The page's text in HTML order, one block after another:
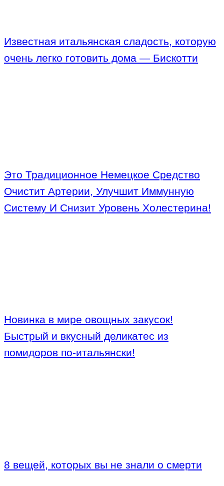
Известная итальянская сладость, которую
очень легко готовить дома — Бискотти
Это Традиционное Немецкое Средство
Очистит Артерии, Улучшит Иммунную
Систему И Снизит Уровень Холестерина!
Новинка в мире овощных закусок!
Быстрый и вкусный деликатес из
помидоров по-итальянски!
8 вещей, которых вы не знали о смерти